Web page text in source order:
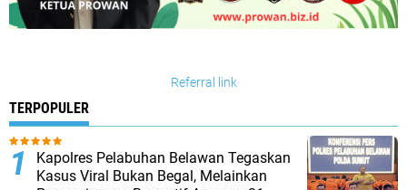
Referral link
TERPOPULER
Kapolres Pelabuhan Belawan Tegaskan
Kasus Viral Bukan Begal, Melainkan